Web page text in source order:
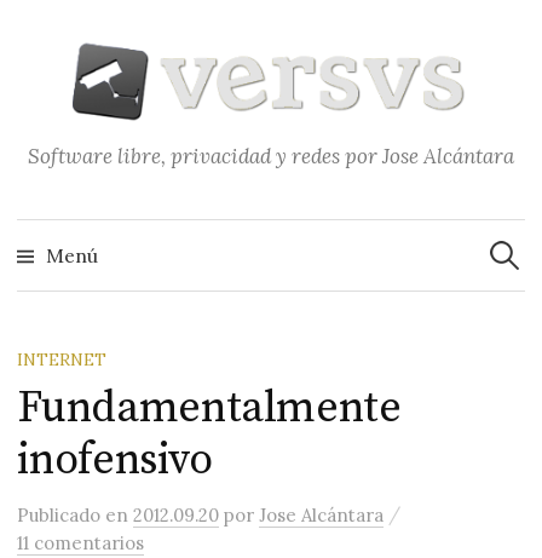
contenido
Software libre, privacidad y redes por Jose Alcántara
Menú
INTERNET
Fundamentalmente
inofensivo
Publicado en2012.09.20 porJose Alcántara /
11 comentarios